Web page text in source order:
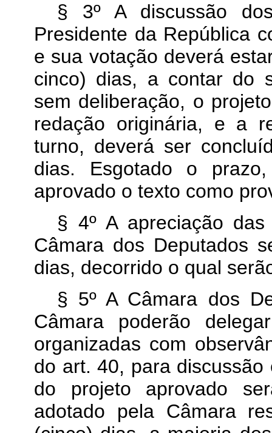
§ 3º A discussão
Presidente da República
e sua votação deverá
cinco) dias, a contar do
sem deliberação, o
redação originária, e a
turno, deverá ser
dias. Esgotado o prazo,
aprovado o texto como
§ 4º A apreciação
Câmara dos Deputados
dias, decorrido o qual
§ 5º A Câmara dos
Câmara poderão
organizadas com
do art. 40, para
do projeto aprovado
adotado pela Câmara